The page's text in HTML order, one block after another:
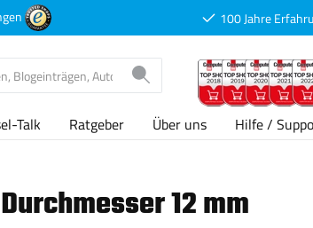
100 Jahre
Talk Ratgeber Über uns Hilfe /
12 mm